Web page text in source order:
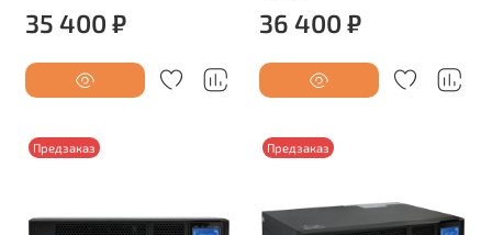
35 400 ₽ 36 400 ₽
Предзаказ Предзаказ